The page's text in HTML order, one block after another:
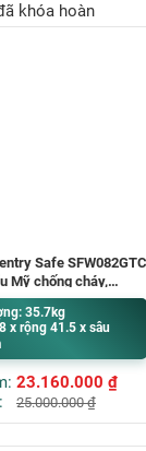
khóa hoàn
mới 100%, đảm
tháng tại nhà.
tay khách hàng,
Safe SFW082GTC
chống cháy,
35.7kg
rộng 41.5 x sâu
₫
₫